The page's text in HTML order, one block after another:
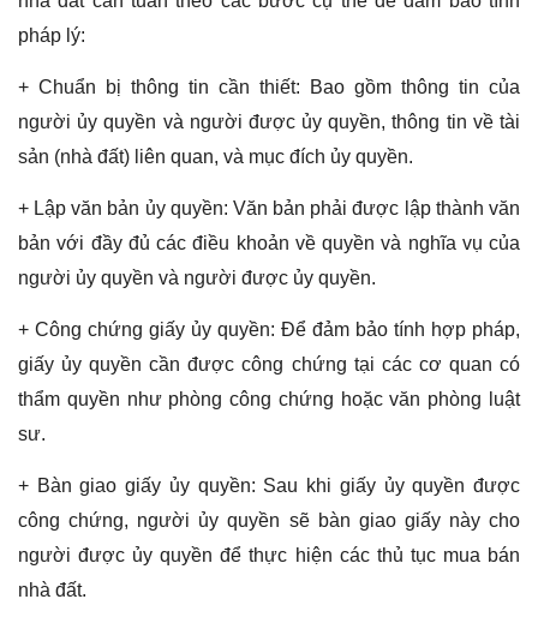
pháp lý:
+ Chuẩn bị thông tin cần thiết: Bao gồm thông tin của
người ủy quyền và người được ủy quyền, thông tin về tài
sản (nhà đất) liên quan, và mục đích ủy quyền.
+ Lập văn bản ủy quyền: Văn bản phải được lập thành văn
bản với đầy đủ các điều khoản về quyền và nghĩa vụ của
người ủy quyền và người được ủy quyền.
+ Công chứng giấy ủy quyền: Để đảm bảo tính hợp pháp,
giấy ủy quyền cần được công chứng tại các cơ quan có
thẩm quyền như phòng công chứng hoặc văn phòng luật
sư.
+ Bàn giao giấy ủy quyền: Sau khi giấy ủy quyền được
công chứng, người ủy quyền sẽ bàn giao giấy này cho
người được ủy quyền để thực hiện các thủ tục mua bán
nhà đất.